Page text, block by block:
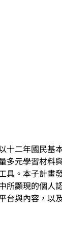
十二年國民基
多元學習材料
具。本子計畫
所顯現的個人
台與內容，以